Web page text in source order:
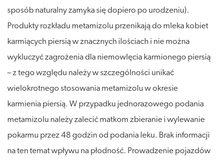
sposób naturalny zamyka się dopiero po urodzeniu).
Produkty rozkładu metamizolu przenikają do mleka kobiet
karmiących piersią w znacznych ilościach i nie można
wykluczyć zagrożenia dla niemowlęcia karmionego piersią
– z tego względu należy w szczególności unikać
wielokrotnego stosowania metamizolu w okresie
karmienia piersią. W przypadku jednorazowego podania
metamizolu należy zalecić matkom zbieranie i wylewanie
pokarmu przez 48 godzin od podania leku. Brak informacji
na ten temat wpływu na płodność. Prowadzenie pojazdów